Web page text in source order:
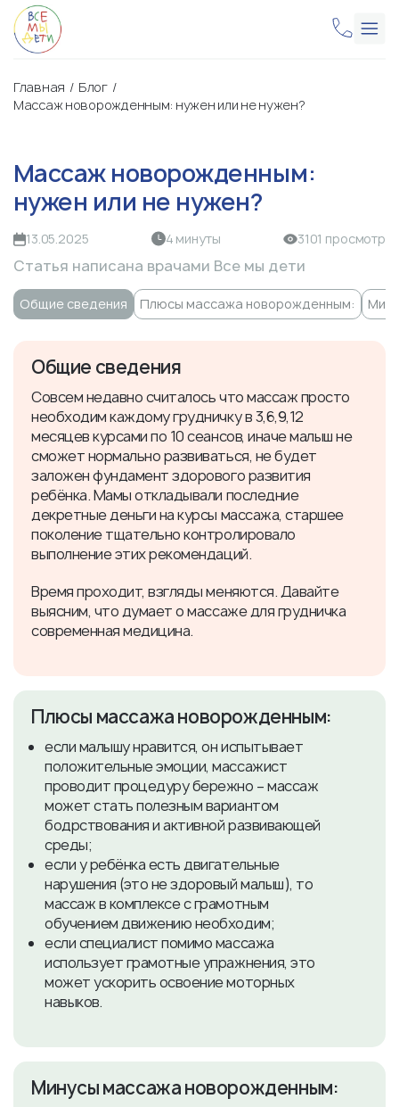
Главная
Блог
Массаж новорожденным: нужен или не нужен?
Массаж новорожденным:
нужен или не нужен?
13.05.2025 4 минуты 3101 просмотр
Статья написана врачами Все мы дети
Общие сведения Плюсы массажа новорожденным:
Общие сведения
Совсем недавно считалось что массаж просто
необходим каждому грудничку в 3,6,9,12
месяцев курсами по 10 сеансов, иначе малыш не
сможет нормально развиваться, не будет
заложен фундамент здорового развития
ребёнка. Мамы откладывали последние
декретные деньги на курсы массажа, старшее
поколение тщательно контролировало
выполнение этих рекомендаций.
Время проходит, взгляды меняются. Давайте
выясним, что думает о массаже для грудничка
современная медицина.
Плюсы массажа новорожденным:
если малышу нравится, он испытывает
положительные эмоции, массажист
проводит процедуру бережно – массаж
может стать полезным вариантом
бодрствования и активной развивающей
среды;
если у ребёнка есть двигательные
нарушения (это не здоровый малыш), то
массаж в комплексе с грамотным
обучением движению необходим;
если специалист помимо массажа
использует грамотные упражнения, это
может ускорить освоение моторных
навыков.
Минусы массажа новорожденным: